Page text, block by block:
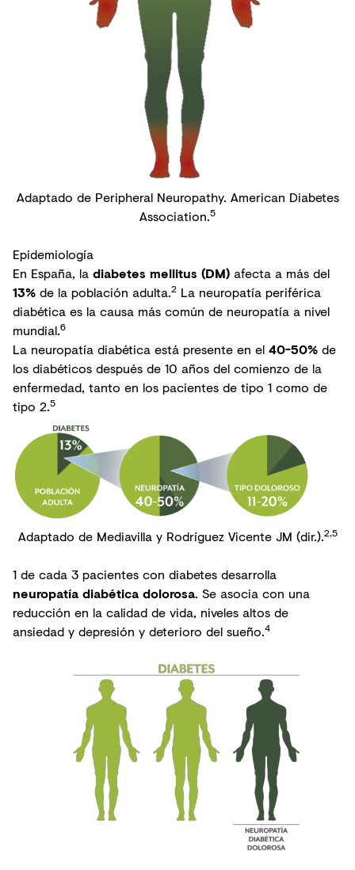
Adaptado de Peripheral Neuropathy. American Diabetes
Association.5
Epidemiología
En España, la diabetes mellitus (DM) afecta a más del
13% de la población adulta.2 La neuropatía periférica
diabética es la causa más común de neuropatía a nivel
mundial.6
La neuropatía diabética está presente en el 40-50% de
los diabéticos después de 10 años del comienzo de la
enfermedad, tanto en los pacientes de tipo 1 como de
tipo 2.5
Adaptado de Mediavilla y Rodríguez Vicente JM (dir.).2,5
1 de cada 3 pacientes con diabetes desarrolla
neuropatía diabética dolorosa. Se asocia con una
reducción en la calidad de vida, niveles altos de
ansiedad y depresión y deterioro del sueño.4